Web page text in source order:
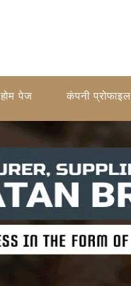
होम पेज कंपनी प्रोफाइल